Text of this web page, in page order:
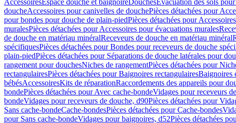
AccessoiresEspace douche et baignoireDouchesÉvacuation des sols
doucheAccessoires pour canivelles de douchePièces détachées pour
pour bondes pour douche de plain-piedPièces détachées pour
muralesPièces détachées pour Accessoires pour évacuations murales
de douche en matériau minéralReceveurs de douche en matériau minéral
spécifiquesPièces détachées pour Bondes pour receveurs de douche
plain-piedPièces détachées pour Séparations de douche latérales pour
rangement pour douchesNiches de rangementPièces détachées pour
rectangulairesPièces détachées pour Baignoires rectangulairesBaignoires
bébésAccessoiresKits de réparationRaccordements des appareils pour
bondePièces détachées pour Avec cache-bondeVidages pour receveurs
bondeVidages pour receveurs de douche, d90Pièces détachées pour
Sans cache-bondeCache-bondesPièces détachées pour Cache-bondes
pour Sans cache-bondeVidages pour baignoires, d52Pièces détachées